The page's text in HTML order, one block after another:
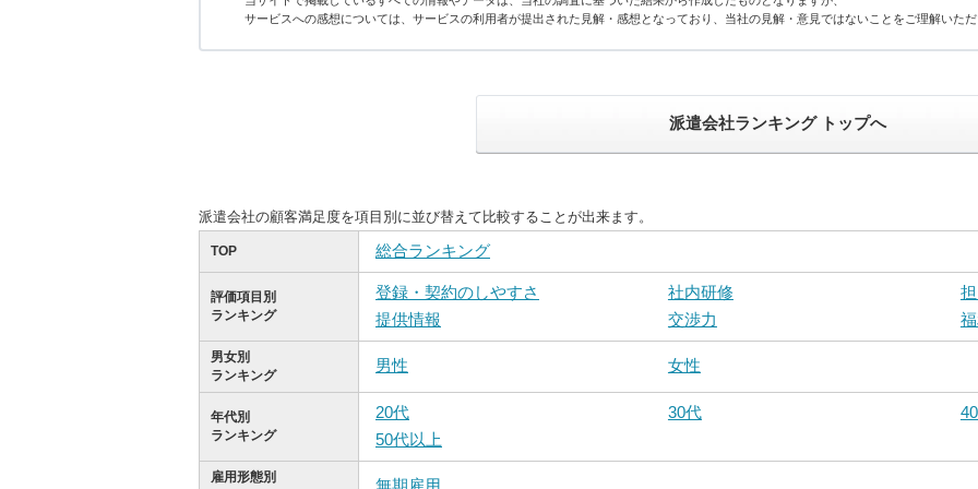
サービスへの感想については、サービスの利用者が提出された見解・感想となっており、当社の見解・意見ではないことをご理解いた
派遣会社ランキング トップへ
派遣会社の顧客満足度を項目別に並び替えて比較することが出来ます。
TOP 総合ランキング
評価項目別
ランキング
登録・契約のしやすさ 社内研修
提供情報
交渉力
男女別
ランキング
男性 女性
年代別
ランキング
20代 30代
50代以上
雇用形態別
無期雇用